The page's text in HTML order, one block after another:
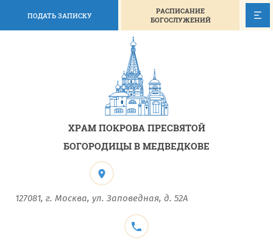
ПОДАТЬ ЗАПИСКУ
РАСПИСАНИЕ
БОГОСЛУЖЕНИЙ
ХРАМ ПОКРОВА ПРЕСВЯТОЙ
БОГОРОДИЦЫ В МЕДВЕДКОВЕ
127081, г. Москва, ул. Заповедная, д. 52А